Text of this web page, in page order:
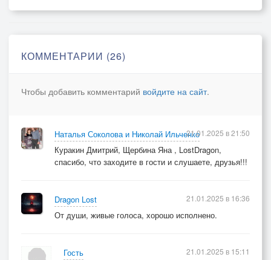
КОММЕНТАРИИ (26)
Чтобы добавить комментарий войдите на сайт.
Наталья Соколова и Николай Ильченко
Куракин Дмитрий, Щербина Яна , LostDragon,
спасибо, что заходите в гости и слушаете, друзья!!!
21.01.2025 в 21:50
Dragon Lost
От души, живые голоса, хорошо исполнено.
21.01.2025 в 16:36
Гость
21.01.2025 в 15:11